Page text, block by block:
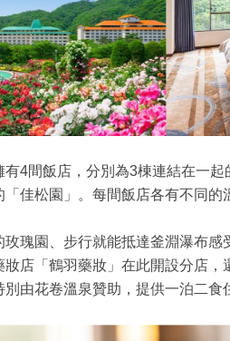
4間飯店，分別為3棟連結在一
「佳松園」。每間飯店各有不同
瑰園、步行就能抵達釜淵瀑布
店「鶴羽藥妝」在此開設分店
由花卷溫泉贊助，提供一泊二食